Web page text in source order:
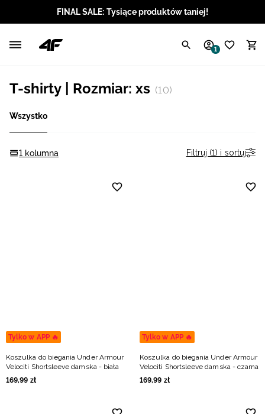
FINAL SALE: Tysiące produktów taniej!
1
T-shirty | Rozmiar: xs (10)
Wszystko
1 kolumna Filtruj (1) i sortuj
Tylko w APP 🔥
Koszulka do biegania Under Armour
Velociti Shortsleeve damska - biała
169,99 zł
Tylko w APP 🔥
Koszulka do biegania Under Armour
Velociti Shortsleeve damska - czarna
169,99 zł
Angielski / USD
Chorwacki / EUR
Słowacki / EUR
Ukraiński / UAH